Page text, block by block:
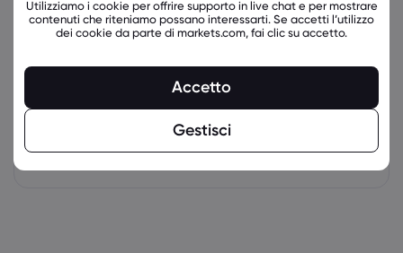
latest_education_articles
Utilizziamo i cookie per offrire supporto in live chat e per mostrare
contenuti che riteniamo possano interessarti. Se accetti l’utilizzo
dei cookie da parte di markets.com, fai clic su accetto.
Accetto
Gestisci